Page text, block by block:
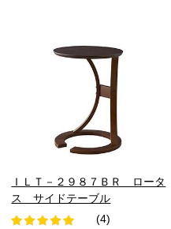
ＩＬＴ－２９８７ＢＲ ロータ
ス サイドテーブル
(4)